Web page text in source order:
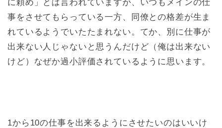
に頼め」とは言われていますが、いつもメインの仕
事をさせてもらっている一方、同僚との格差が生ま
れているようでいたたまれない。てか、別に仕事が
出来ない人じゃないと思うんだけど（俺は出来ない
けど）なぜか過小評価されているように思います。
1から10の仕事を出来るようにさせたいのはいいけ